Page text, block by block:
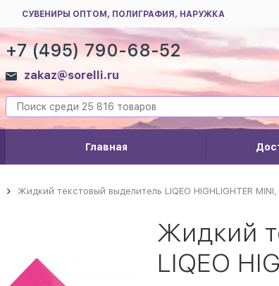
СУВЕНИРЫ ОПТОМ, ПОЛИГРАФИЯ, НАРУЖКА
+7 (495) 790-68-52
zakaz@sorelli.ru
Главная
Жидкий текстовый выделитель LIQEO HIGHLIGHTER
Жидкий
LIQEO